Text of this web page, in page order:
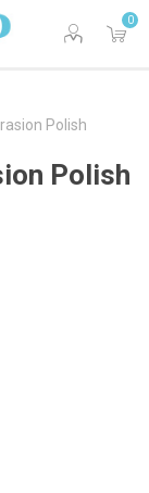
0
Polish
Polish